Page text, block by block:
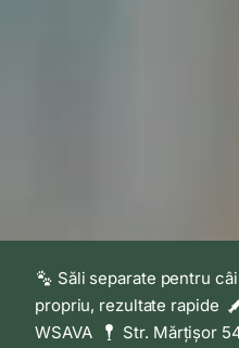
Săli separate pentru
propriu, rezultate rapide
WSAVA
Str. Mărțișor